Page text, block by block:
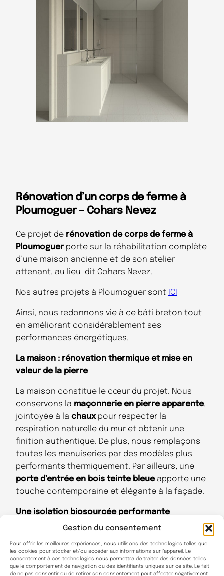
Gestion du consentement
Pour offrir les meilleures expériences, nous utilisons des technologies telles que
les cookies pour stocker et/ou accéder aux informations sur l'appareil. Le
consentement à ces technologies nous permettra de traiter des données telles
que le comportement de navigation ou des identifiants uniques sur ce site. Le fait
de ne pas consentir ou de retirer son consentement peut affecter négativement
Rénovation d’un corps de ferme à
Ploumoguer – Cohars Nevez
Ce projet de rénovation de corps de ferme à
Ploumoguerporte sur la réhabilitation complète
d’une maison ancienne et de son atelier
attenant, au lieu-dit Cohars Nevez.
Nos autres projets à Ploumoguer sont ICI
Ainsi, nous redonnons vie à ce bâti breton tout
en améliorant considérablement ses
performances énergétiques.
La maison : rénovation thermique et mise en
valeur de la pierre
La maison constitue le cœur du projet. Nous
conservons la maçonnerie en pierre apparente,
jointoyée à la chauxpour respecter la
respiration naturelle du mur et obtenir une
finition authentique. De plus, nous remplaçons
toutes les menuiseries par des modèles plus
performants thermiquement. Par ailleurs, une
porte d’entrée en bois teinte bleueapporte une
touche contemporaine et élégante à la façade.
Une isolation biosourcée performante
Pour l’isolation intérieure, nous choisissons la
laine végétale Biofib, un matériau sain et
durable. En effet, ses performances sont
certifiées et optimisées :